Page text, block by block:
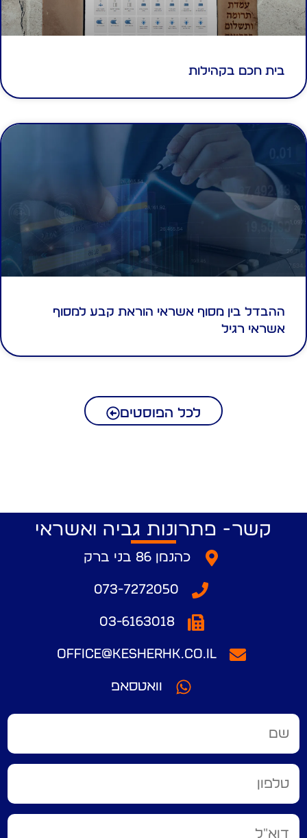
בית חכם בקהילות
ההבדל בין מסוף אשראי הוראת קבע למסוף
אשראי רגיל
לכל הפוסטים
קשר- פתרונות גביה ואשראי
כהנמן 86 בני ברק
073-7272050
03-6163018
office@kesherhk.co.il
וואטסאפ